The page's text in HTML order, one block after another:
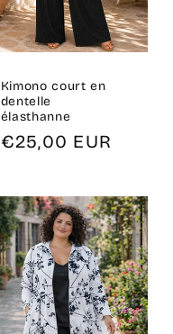
Kimono court en
dentelle
élasthanne
Prix
€25,00 EUR